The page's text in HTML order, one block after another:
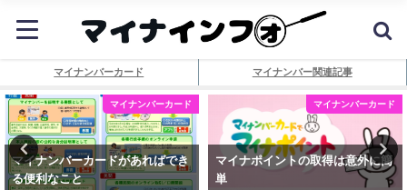
マイナンバーカード マイナンバー関連記事
マイナンバーカード
マイナンバーカードがあればでき
る便利なこと
マイナンバーカード
マイナポイントの取得は意外に簡
単